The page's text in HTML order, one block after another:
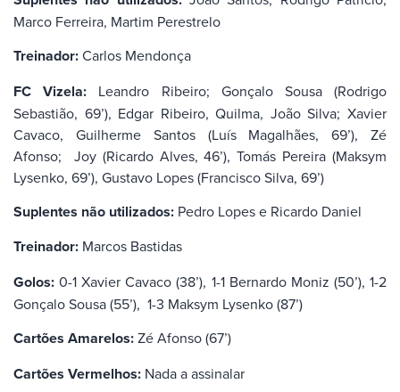
Marco Ferreira, Martim Perestrelo
Treinador:Carlos Mendonça
FC Vizela: Leandro Ribeiro; Gonçalo Sousa (Rodrigo
Sebastião, 69’), Edgar Ribeiro, Quilma, João Silva; Xavier
Cavaco, Guilherme Santos (Luís Magalhães, 69’), Zé
Afonso; Joy (Ricardo Alves, 46’), Tomás Pereira (Maksym
Lysenko, 69’), Gustavo Lopes (Francisco Silva, 69’)
Suplentes não utilizados: Pedro Lopes e Ricardo Daniel
Treinador: Marcos Bastidas
Golos: 0-1 Xavier Cavaco (38’), 1-1 Bernardo Moniz (50’), 1-2
Gonçalo Sousa (55’), 1-3 Maksym Lysenko (87’)
Cartões Amarelos:Zé Afonso (67’)
Cartões Vermelhos: Nada a assinalar